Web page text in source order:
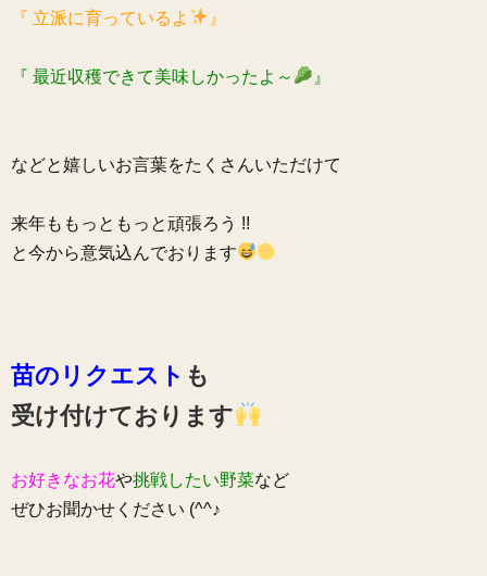
『 立派に育っているよ 』
『 最近収穫できて美味しかったよ～ 』
などと嬉しいお言葉をたくさんいただけて
来年ももっともっと頑張ろう !!
と今から意気込んでおります
苗のリクエスト も
受け付けております
お好きなお花や挑戦したい野菜など
ぜひお聞かせください (^^♪